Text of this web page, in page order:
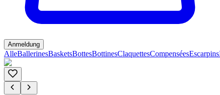
Anmeldung
AlleBallerinesBasketsBottesBottinesClaquettesCompenséesEscarpins